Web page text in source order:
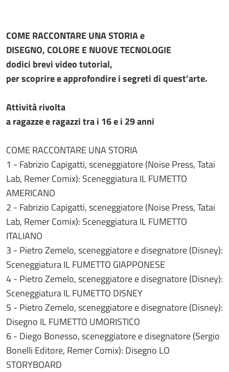
COME RACCONTARE UNA STORIA e
DISEGNO, COLORE E NUOVE TECNOLOGIE
dodici brevi video tutorial,
per scoprire e approfondire i segreti di quest’arte.
Attività rivolta
a ragazze e ragazzi tra i 16 e i 29 anni
COME RACCONTARE UNA STORIA
1 - Fabrizio Capigatti, sceneggiatore (Noise Press, Tatai
Lab, Remer Comix): Sceneggiatura IL FUMETTO
AMERICANO
2 - Fabrizio Capigatti, sceneggiatore (Noise Press, Tatai
Lab, Remer Comix): Sceneggiatura IL FUMETTO
ITALIANO
3 - Pietro Zemelo, sceneggiatore e disegnatore (Disney):
Sceneggiatura IL FUMETTO GIAPPONESE
4 - Pietro Zemelo, sceneggiatore e disegnatore (Disney):
Sceneggiatura IL FUMETTO DISNEY
5 - Pietro Zemelo, sceneggiatore e disegnatore (Disney):
Disegno IL FUMETTO UMORISTICO
6 - Diego Bonesso, sceneggiatore e disegnatore (Sergio
Bonelli Editore, Remer Comix): Disegno LO
STORYBOARD